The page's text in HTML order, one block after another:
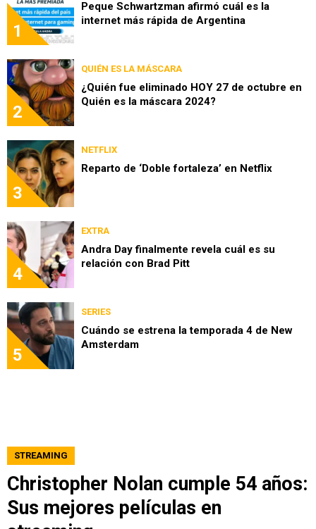
1
Peque Schwartzman afirmó cuál es la
internet más rápida de Argentina
2
QUIÉN ES LA MÁSCARA
¿Quién fue eliminado HOY 27 de octubre en
Quién es la máscara 2024?
3
NETFLIX
Reparto de ‘Doble fortaleza’ en Netflix
4
EXTRA
Andra Day finalmente revela cuál es su
relación con Brad Pitt
5
SERIES
Cuándo se estrena la temporada 4 de New
Amsterdam
STREAMING
Christopher Nolan cumple 54 años:
Sus mejores películas en